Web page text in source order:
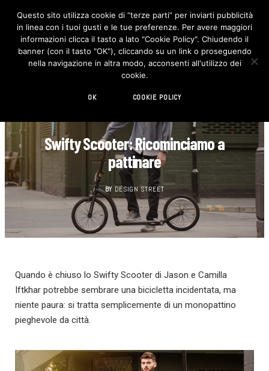
F
c
e
b
o
I
n
s
t
Swifty Scooter: Ricominciamo a
pattinare
BY DESIGN STREET
Quando è chiuso lo Swifty Scooter di Jason e Camilla
Iftkhar potrebbe sembrare una bicicletta incidentata, ma
niente paura: si tratta semplicemente di un monopattino
pieghevole da città.
Questo sito utilizza cookie di “terze parti” per inviarti pubblicità
in linea con i tuoi gusti e le tue preferenze. Per avere maggiori
informazioni clicca il tasto a lato "Cookie Policy". Chiudendo il
banner (con il tasto "OK"), cliccando su un link o proseguendo
nella navigazione in altra modo, acconsenti all'utilizzo dei
cookie.
OK COOKIE POLICY